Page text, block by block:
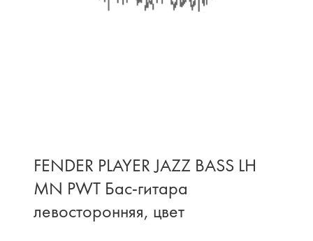
FENDER PLAYER JAZZ BASS LH
MN PWT Бас-гитара
левосторонняя, цвет